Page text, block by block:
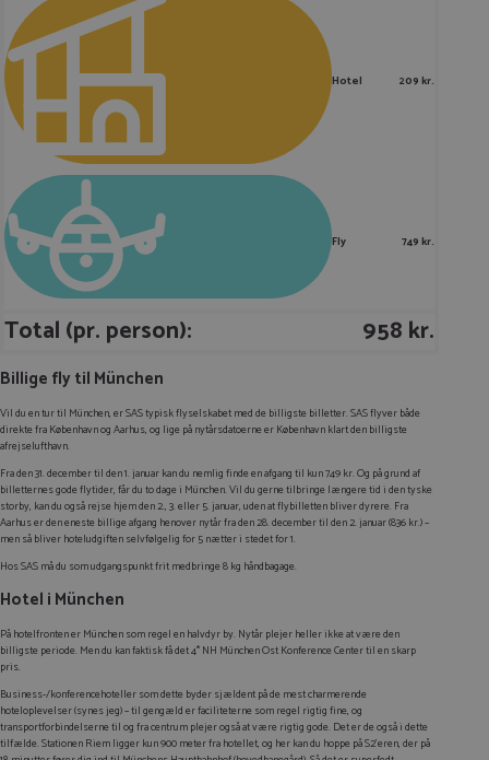
Hotel 209 kr.
Fly 749 kr.
Total (pr. person): 958 kr.
Billige fly til München
Vil du en tur til München, er SAS typisk flyselskabet med de billigste billetter. SAS flyver både
direkte fra København og Aarhus, og lige på nytårsdatoerne er København klart den billigste
afrejselufthavn.
Fra den 31. december til den 1. januar kan du nemlig finde en afgang til kun 749 kr. Og på grund af
billetternes gode flytider, får du to dage i München. Vil du gerne tilbringe længere tid i den tyske
storby, kan du også rejse hjem den 2., 3. eller 5. januar, uden at flybilletten bliver dyrere. Fra
Aarhus er den eneste billige afgang henover nytår fra den 28. december til den 2. januar (836 kr.) –
men så bliver hoteludgiften selvfølgelig for 5 nætter i stedet for 1.
Hos SAS må du som udgangspunkt frit medbringe 8 kg håndbagage.
Hotel i München
På hotelfronten er München som regel en halvdyr by. Nytår plejer heller ikke at være den
billigste periode. Men du kan faktisk få det 4* NH München Ost Konference Center til en skarp
pris.
Business-/konferencehoteller som dette byder sjældent på de mest charmerende
hoteloplevelser (synes jeg) – til gengæld er faciliteterne som regel rigtig fine, og
transportforbindelserne til og fra centrum plejer også at være rigtig gode. Det er de også i dette
tilfælde. StationenRiemligger kun 900 meter fra hotellet, og her kan du hoppe på S2’eren, der på